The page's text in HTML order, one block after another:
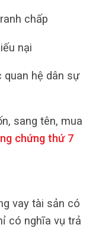
chấp
nại
quan hệ dân sự
sang tên, mua
chứng thứ 7
vay tài sản có
có nghĩa vụ trả